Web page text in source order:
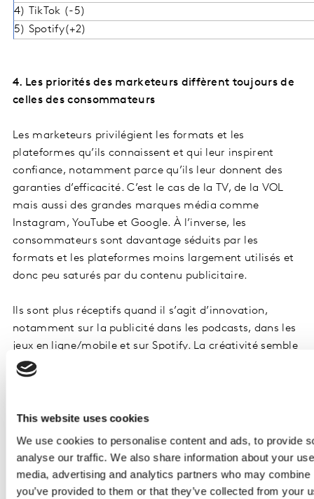
This website uses cookies
We use cookies to personalise content and ads, to provide
analyse our traffic. We also share information about your
media, advertising and analytics partners who may
you’ve provided to them or that they’ve collected from your
4) TikTok (-5)
5) Spotify(+2)
4. Les priorités des marketeurs diffèrent toujours de
celles des consommateurs
Les marketeurs privilégient les formats et les
plateformes qu’ils connaissent et qui leur inspirent
confiance, notamment parce qu’ils leur donnent des
garanties d’efficacité. C’est le cas de la TV, de la VOL
mais aussi des grandes marques média comme
Instagram, YouTube et Google. À l’inverse, les
consommateurs sont davantage séduits par les
formats et les plateformes moins largement utilisés et
donc peu saturés par du contenu publicitaire.
Ils sont plus réceptifs quand il s’agit d’innovation,
notamment sur la publicité dans les podcasts, dans les
jeux en ligne/mobile et sur Spotify. La créativité semble
donc un moyen de réconcilier les professionnels du
marketing et les consommateurs.
MARKETEURS
Top 3 France de la réceptivité
publicitaire (*)
MARKETEURS
Top 3
(*)